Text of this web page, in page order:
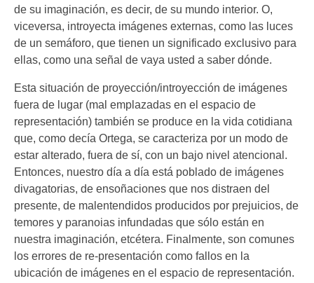
de su imaginación, es decir, de su mundo interior. O,
viceversa, introyecta imágenes externas, como las luces
de un semáforo, que tienen un significado exclusivo para
ellas, como una señal de vaya usted a saber dónde.
Esta situación de proyección/introyección de imágenes
fuera de lugar (mal emplazadas en el espacio de
representación) también se produce en la vida cotidiana
que, como decía Ortega, se caracteriza por un modo de
estar alterado, fuera de sí, con un bajo nivel atencional.
Entonces, nuestro día a día está poblado de imágenes
divagatorias, de ensoñaciones que nos distraen del
presente, de malentendidos producidos por prejuicios, de
temores y paranoias infundadas que sólo están en
nuestra imaginación, etcétera. Finalmente, son comunes
los errores de re-presentación como fallos en la
ubicación de imágenes en el espacio de representación.